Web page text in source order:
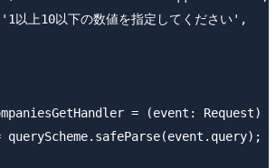
以上10以下の数値を指定してください',
= (event: Request)
queryScheme.safeParse(event.query);